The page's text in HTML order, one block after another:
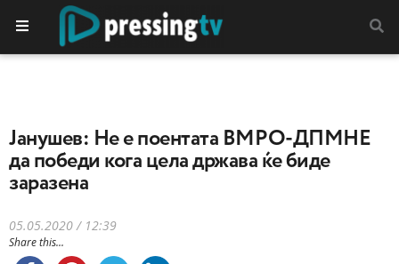
Јанушев: Не е поентата ВМРО-ДПМНЕ
да победи кога цела држава ќе биде
заразена
05.05.2020 / 12:39
Share this...